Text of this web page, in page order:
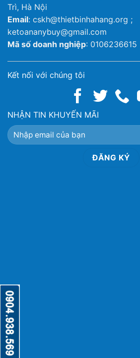
Trì, Hà Nội
Email: cskh@thietbinhahang.org ;
ketoananybuy@gmail.com
Mã số doanh nghiệp: 0106236615
Kết nối với chúng tôi
NHẬN TIN KHUYẾN MÃI